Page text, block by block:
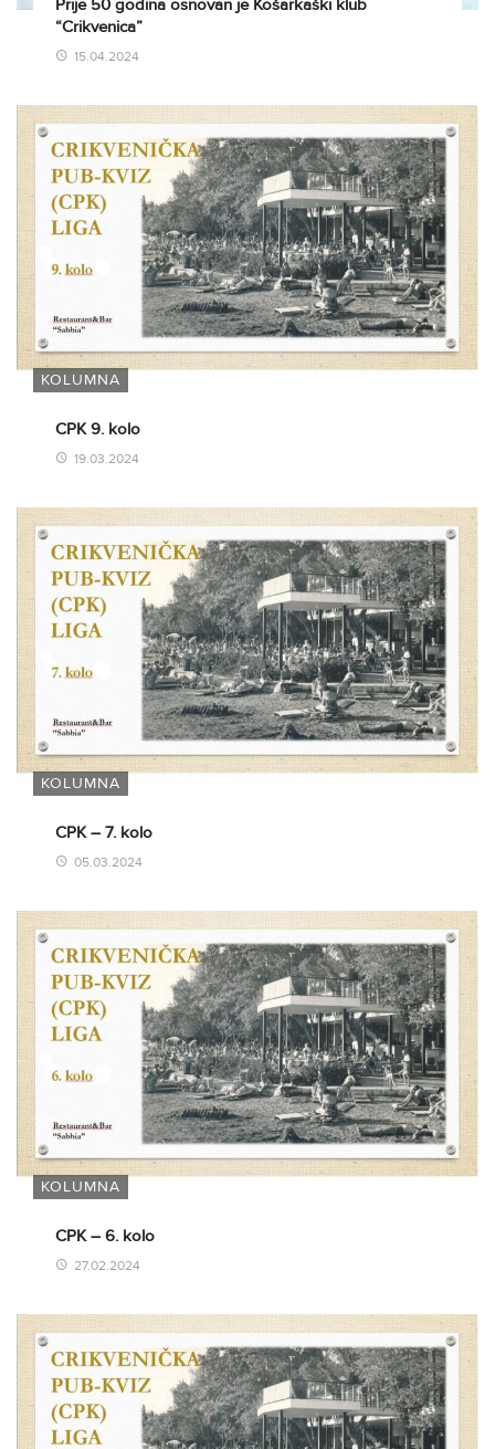
“Crikvenica”
15.04.2024
KOLUMNA
CPK 9. kolo
19.03.2024
KOLUMNA
CPK – 7. kolo
05.03.2024
KOLUMNA
CPK – 6. kolo
27.02.2024